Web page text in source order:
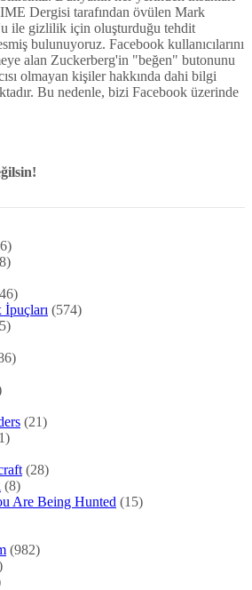
Dergisi tarafından övülen Mark
ile gizlilik için oluşturduğu tehdit
bulunuyoruz. Facebook kullanıcılarını
alan Zuckerberg'in "beğen" butonunu
olmayan kişiler hakkında dahi bilgi
Bu nedenle, bizi Facebook üzerinde
(574)
(21)
(28)
(8)
Are Being Hunted (15)
(982)